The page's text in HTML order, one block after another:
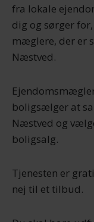
fra lokale
dig og sørger
mæglere, der er
Næstved.
boligsælger at
Næstved og
boligsalg.
Tjenesten er
nej til et tilbud.